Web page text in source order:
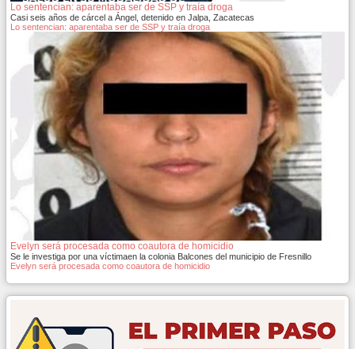
Lo sentencian: aparentaba ser de SSP y traía droga
Casi seis años de cárcel a Ángel, detenido en Jalpa, Zacatecas
Lo sentencian: aparentaba ser de SSP y traía droga
Evelyn será procesada como coautora de homicidio
Se le investiga por una víctimaen la colonia Balcones del municipio de Fresnillo
Evelyn será procesada como coautora de homicidio